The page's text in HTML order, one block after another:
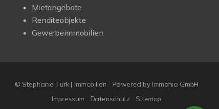
Mietangebote
Renditeobjekte
Gewerbeimmobilien
© Stephanie Türk | Immobilien
Powered by Immonia GmbH
Impressum
Datenschutz Sitemap